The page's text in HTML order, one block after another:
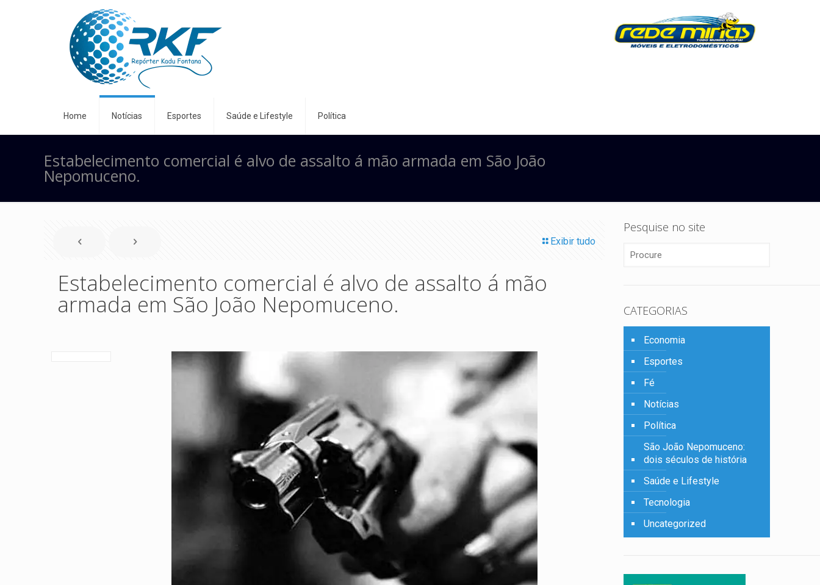
Home Notícias Esportes Saúde e Lifestyle Política
Estabelecimento comercial é alvo de assalto á mão armada em São João
Nepomuceno.
Exibir tudo
Estabelecimento comercial é alvo de assalto á mão
armada em São João Nepomuceno.
Pesquise no site
CATEGORIAS
Economia
Esportes
Fé
Notícias
Política
São João Nepomuceno:
dois séculos de história
Saúde e Lifestyle
Tecnologia
Uncategorized